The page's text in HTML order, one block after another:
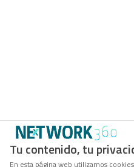
Tu contenido, tu
En esta página web utilizamos